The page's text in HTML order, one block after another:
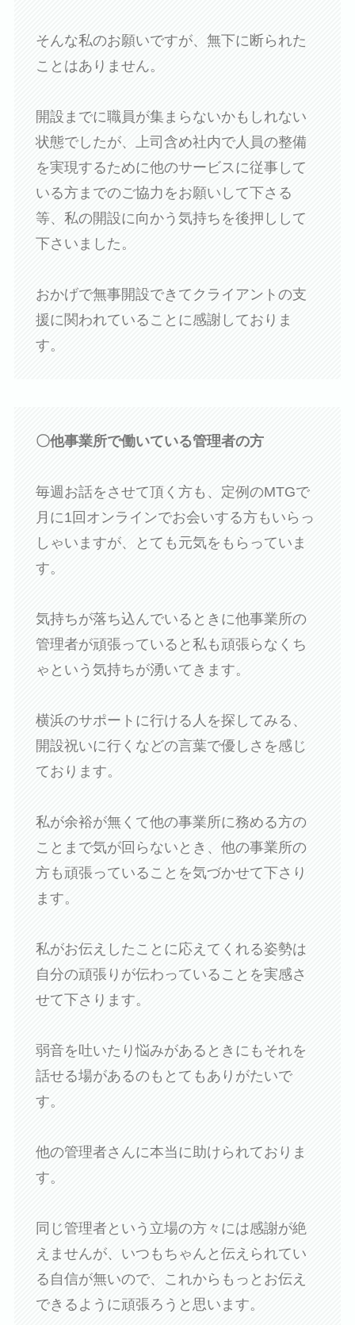
そんな私のお願いですが、無下に断られた
ことはありません。
開設までに職員が集まらないかもしれない
状態でしたが、上司含め社内で人員の整備
を実現するために他のサービスに従事して
いる方までのご協力をお願いして下さる
等、私の開設に向かう気持ちを後押しして
下さいました。
おかげで無事開設できてクライアントの支
援に関われていることに感謝しておりま
す。
〇他事業所で働いている管理者の方
毎週お話をさせて頂く方も、定例のMTGで
月に1回オンラインでお会いする方もいらっ
しゃいますが、とても元気をもらっていま
す。
気持ちが落ち込んでいるときに他事業所の
管理者が頑張っていると私も頑張らなくち
ゃという気持ちが湧いてきます。
横浜のサポートに行ける人を探してみる、
開設祝いに行くなどの言葉で優しさを感じ
ております。
私が余裕が無くて他の事業所に務める方の
ことまで気が回らないとき、他の事業所の
方も頑張っていることを気づかせて下さり
ます。
私がお伝えしたことに応えてくれる姿勢は
自分の頑張りが伝わっていることを実感さ
せて下さります。
弱音を吐いたり悩みがあるときにもそれを
話せる場があるのもとてもありがたいで
す。
他の管理者さんに本当に助けられておりま
す。
同じ管理者という立場の方々には感謝が絶
えませんが、いつもちゃんと伝えられてい
る自信が無いので、これからもっとお伝え
できるように頑張ろうと思います。